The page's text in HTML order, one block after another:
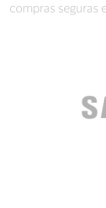
compras seguras